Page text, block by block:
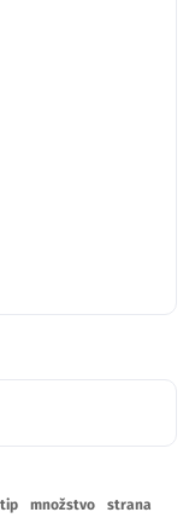
tip množstvo strana